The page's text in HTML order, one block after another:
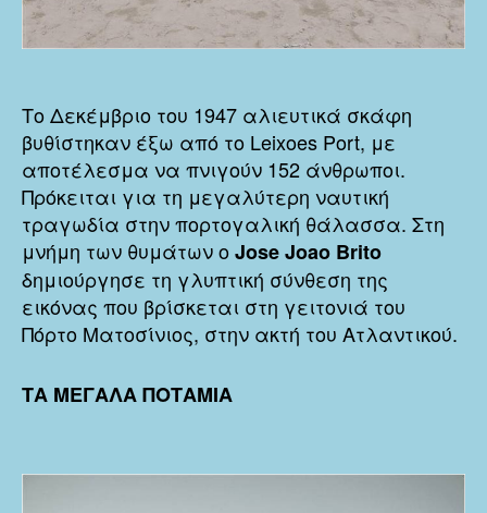
Το Δεκέμβριο του 1947 αλιευτικά σκάφη
βυθίστηκαν έξω από το Leixoes Port, με
αποτέλεσμα να πνιγούν 152 άνθρωποι.
Πρόκειται για τη μεγαλύτερη ναυτική
τραγωδία στην πορτογαλική θάλασσα. Στη
μνήμη των θυμάτων οJose Joao Brito
δημιούργησε τη γλυπτική σύνθεση της
εικόνας που βρίσκεται στη γειτονιά του
Πόρτο Ματοσίνιος, στην ακτή του Ατλαντικού.
ΤΑ ΜΕΓΑΛΑ ΠΟΤΑΜΙΑ